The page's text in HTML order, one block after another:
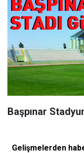
Başpınar
Gelişmelerden